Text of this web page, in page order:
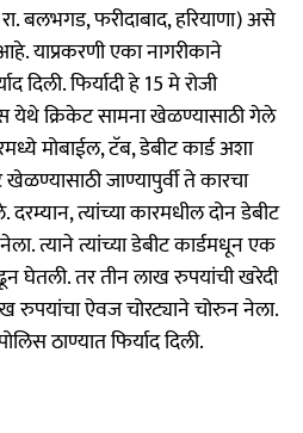
बलभगड, फरीदाबाद, हरियाणा) असे
याप्रकरणी एका नागरीकाने
दिली. फिर्यादी हे 15 मे रोजी
येथे क्रिकेट सामना खेळण्यासाठी गेले
मोबाईल, टॅब, डेबीट कार्ड अशा
खेळण्यासाठी जाण्यापुर्वी ते कारचा
त्यांच्या कारमधील दोन डेबीट
त्याने त्यांच्या डेबीट कार्डमधून एक
घेतली. तर तीन लाख रुपयांची खरेदी
ऐवज चोरट्याने चोरुन नेला.
ठाण्यात फिर्याद दिली.